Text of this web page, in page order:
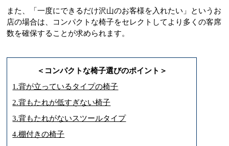
また、「一度にできるだけ沢山のお客様を入れたい」というお
店の場合は、コンパクトな椅子をセレクトしてより多くの客席
数を確保することが求められます。
＜コンパクトな椅子選びのポイント＞
1.背が立っているタイプの椅子
2.背もたれが低すぎない椅子
3.背もたれがないスツールタイプ
4.棚付きの椅子